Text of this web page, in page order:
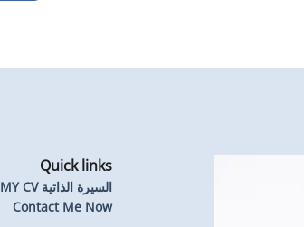
Quick links
السيرة الذاتية MY CV
Contact Me Now